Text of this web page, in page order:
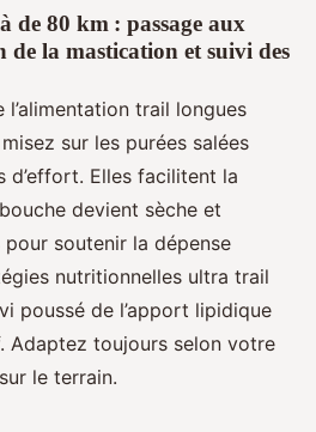
de 80 km : passage aux
de la mastication et suivi des
trail longues
sur les purées salées
d’effort. Elles facilitent la
devient sèche et
pour soutenir la dépense
nutritionnelles ultra trail
poussé de l’apport lipidique
Adaptez toujours selon votre
le terrain.